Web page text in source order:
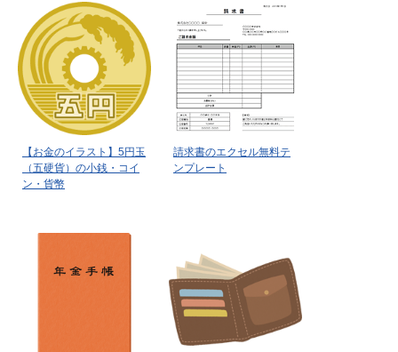
【お金のイラスト】5円玉
（五硬貨）の小銭・コイ
ン・貨幣
請求書のエクセル無料テ
ンプレート